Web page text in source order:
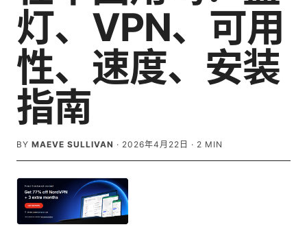
灯、VPN、可用
性、速度、安装
指南
BY MAEVE SULLIVAN · 2026年4月22日 · 2 MIN